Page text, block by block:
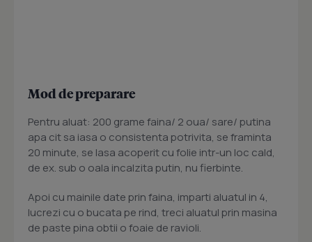
Mod de preparare
Pentru aluat: 200 grame faina/ 2 oua/ sare/ putina
apa cit sa iasa o consistenta potrivita, se framinta
20 minute, se lasa acoperit cu folie intr-un loc cald,
de ex. sub o oala incalzita putin, nu fierbinte.
Apoi cu mainile date prin faina, imparti aluatul in 4,
lucrezi cu o bucata pe rind, treci aluatul prin masina
de paste pina obtii o foaie de ravioli.